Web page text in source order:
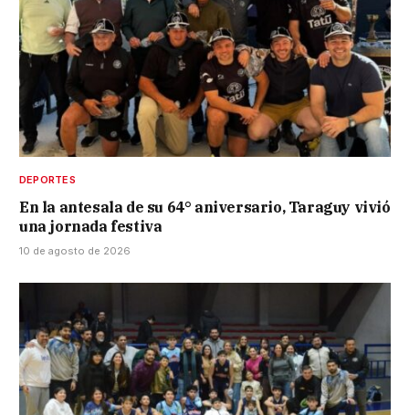
DEPORTES
En la antesala de su 64° aniversario, Taraguy vivió
una jornada festiva
10 de agosto de 2026